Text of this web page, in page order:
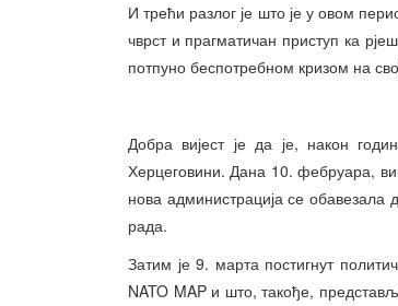
И трећи разлог је што је у овом
чврст и прагматичан приступ ка
потпуно беспотребном кризом на
Добра вијест је да је, након
Херцеговини. Дана 10. фебруара,
нова администрација се обавезала
рада.
Затим је 9. марта постигнут
NATO MAP и што, такође,